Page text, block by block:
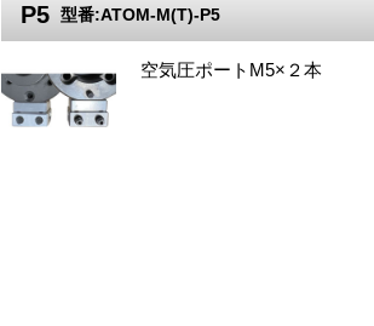
P5型番:ATOM-M(T)-P5
空気圧ポートM5×２本